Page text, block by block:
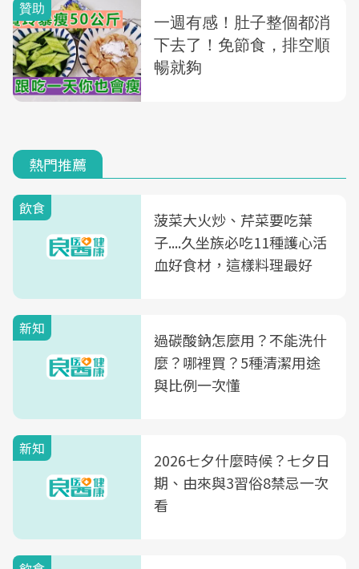
熱門推薦
飲食
菠菜大火炒、芹菜要吃葉
子....久坐族必吃11種護心活
血好食材，這樣料理最好
新知
過碳酸鈉怎麼用？不能洗什
麼？哪裡買？5種清潔用途
與比例一次懂
新知
2026七夕什麼時候？七夕日
期、由來與3習俗8禁忌一次
看